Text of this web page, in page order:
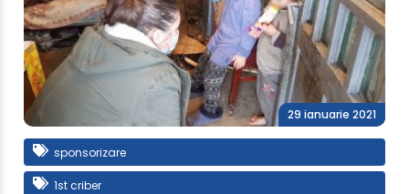
29 ianuarie 2021
sponsorizare
1st criber